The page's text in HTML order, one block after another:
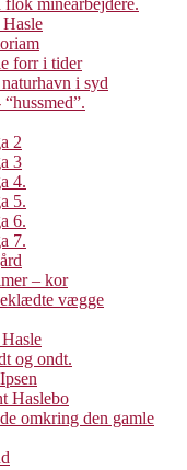
flok minearbejdere.
forr i tider
i syd
2
3
4.
5.
6.
7.
– kor
vægge
og ondt.
Haslebo
omkring den gamle